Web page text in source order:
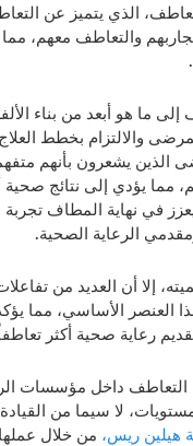
الذي يتميز عن
والتعاطف معهم،
إلى ما هو أبعد من بناء
والالتزام بخطط العلاج
الذين يشعرون بأنهم
مما يؤدي إلى نتائج
في نهاية المطاف تجربة
الرعاية الصحية.
إلا أن العديد من
العنصر الأساسي، مما
رعاية صحية أكثر
داخل مؤسسات
لا سيما من القيادة
هيلين ريس، من خلال